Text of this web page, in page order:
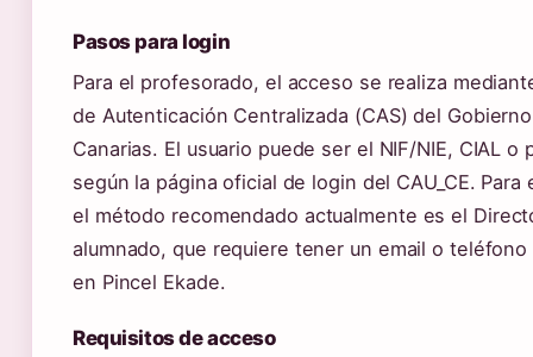
Pasos para login
Para el profesorado, el acceso se realiza
de Autenticación Centralizada (CAS) del
Canarias. El usuario puede ser el NIF/NIE, CIAL o
según la página oficial de login del CAU_CE. Para
el método recomendado actualmente es el
alumnado, que requiere tener un email o
en Pincel Ekade.
Requisitos de acceso